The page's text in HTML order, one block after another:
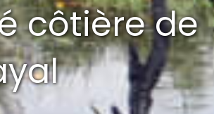
côtière de